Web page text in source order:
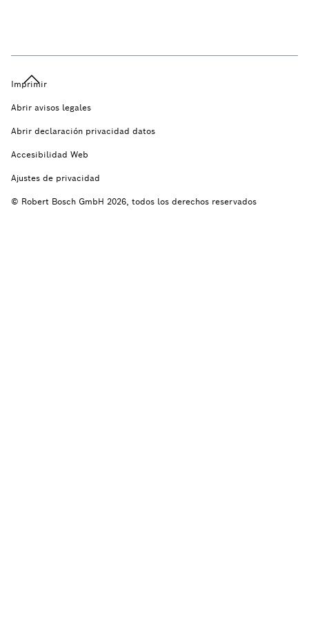
Imprimir
Abrir avisos legales
Abrir declaración privacidad datos
Accesibilidad Web
Ajustes de privacidad
© Robert Bosch GmbH 2026, todos los derechos reservados